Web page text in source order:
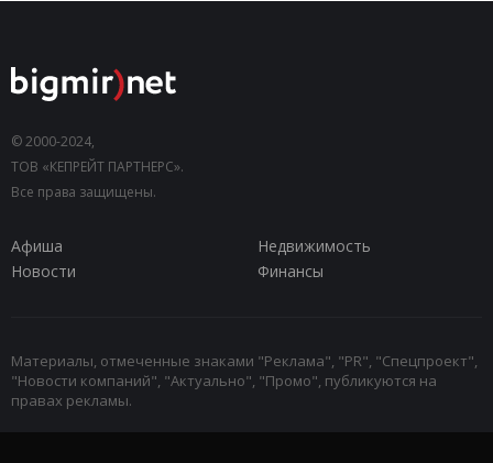
© 2000-2024,
ТОВ «КЕПРЕЙТ ПАРТНЕРС».
Все права защищены.
Афиша
Недвижимость
Новости
Финансы
Материалы, отмеченные знаками "Реклама", "PR", "Спецпроект",
"Новости компаний", "Актуально", "Промо", публикуются на
правах рекламы.